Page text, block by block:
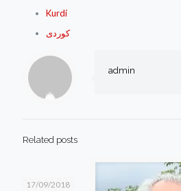
Kurdí
كوردی
admin
Related posts
17/09/2018